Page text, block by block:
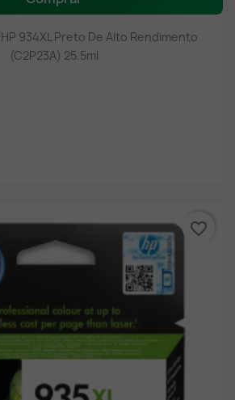
934XL Preto De Alto Rendimento
(C2P23A) 25.5ml
favorite_border